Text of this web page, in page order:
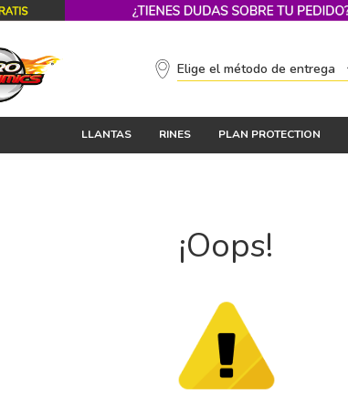
Elige el método de entrega
LLANTAS RINES PLAN PROTECTION
¡Oops!